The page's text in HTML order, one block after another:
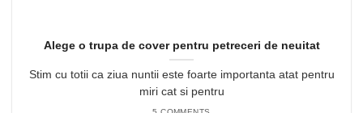
Alege o trupa de cover pentru petreceri de neuitat
Stim cu totii ca ziua nuntii este foarte importanta atat pentru
miri cat si pentru